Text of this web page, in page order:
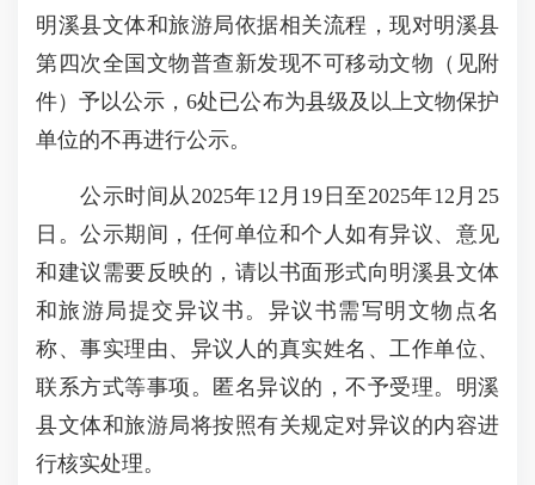
明溪县文体和旅游局依据相关流程，现对明溪县
第四次全国文物普查新发现不可移动文物（见附
件）予以公示，6处已公布为县级及以上文物保护
单位的不再进行公示。
公示时间从2025年12月19日至2025年12月25
日。公示期间，任何单位和个人如有异议、意见
和建议需要反映的，请以书面形式向明溪县文体
和旅游局提交异议书。异议书需写明文物点名
称、事实理由、异议人的真实姓名、工作单位、
联系方式等事项。匿名异议的，不予受理。明溪
县文体和旅游局将按照有关规定对异议的内容进
行核实处理。